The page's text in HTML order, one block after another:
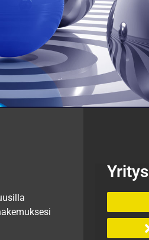
Yritys